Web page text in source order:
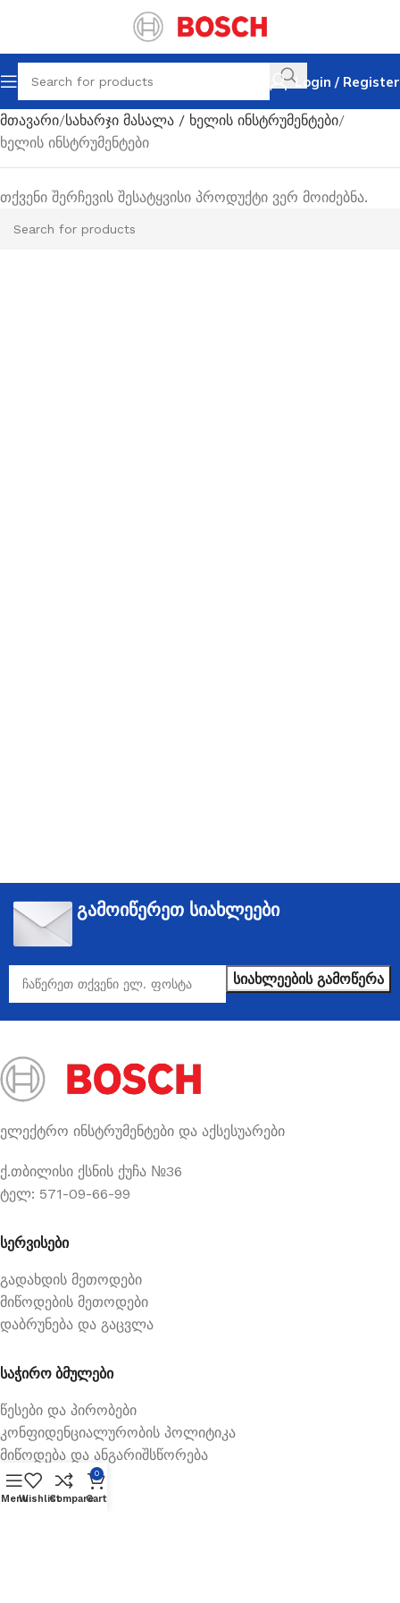
Login / Register
მთავარი სახარჯი მასალა / ხელის ინსტრუმენტები
ხელის ინსტრუმენტები
თქვენი შერჩევის შესატყვისი პროდუქტი ვერ მოიძებნა.
გამოიწერეთ სიახლეები
ელექტრო ინსტრუმენტები და აქსესუარები
ქ.თბილისი ქსნის ქუჩა №36
ტელ: 571-09-66-99
სერვისები
გადახდის მეთოდები
მიწოდების მეთოდები
დაბრუნება და გაცვლა
საჭირო ბმულები
წესები და პირობები
კონფიდენციალურობის პოლიტიკა
მიწოდება და ანგარიშსწორება
MenuWishlistCompare
0
Cart